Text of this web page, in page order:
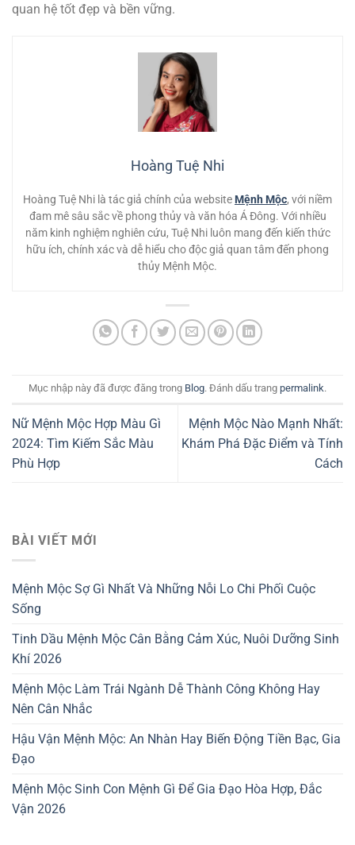
quan hệ tốt đẹp và bền vững.
Hoàng Tuệ Nhi
Hoàng Tuệ Nhi là tác giả chính của website Mệnh Mộc, với niềm
đam mê sâu sắc về phong thủy và văn hóa Á Đông. Với nhiều
năm kinh nghiệm nghiên cứu, Tuệ Nhi luôn mang đến kiến thức
hữu ích, chính xác và dễ hiểu cho độc giả quan tâm đến phong
thủy Mệnh Mộc.
Mục nhập này đã được đăng trong Blog. Đánh dấu trang permalink.
Nữ Mệnh Mộc Hợp Màu Gì
2024: Tìm Kiếm Sắc Màu
Phù Hợp
Mệnh Mộc Nào Mạnh Nhất:
Khám Phá Đặc Điểm và Tính
Cách
BÀI VIẾT MỚI
Mệnh Mộc Sợ Gì Nhất Và Những Nỗi Lo Chi Phối Cuộc
Sống
Tinh Dầu Mệnh Mộc Cân Bằng Cảm Xúc, Nuôi Dưỡng Sinh
Khí 2026
Mệnh Mộc Làm Trái Ngành Dễ Thành Công Không Hay
Nên Cân Nhắc
Hậu Vận Mệnh Mộc: An Nhàn Hay Biến Động Tiền Bạc, Gia
Đạo
Mệnh Mộc Sinh Con Mệnh Gì Để Gia Đạo Hòa Hợp, Đắc
Vận 2026